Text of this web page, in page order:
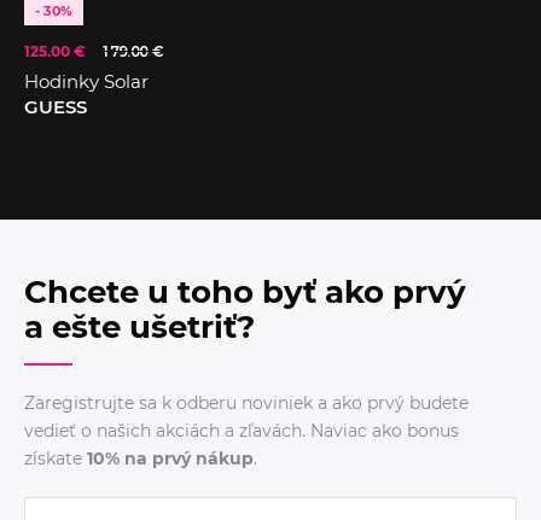
- 30%
125.00 € 179.00 €
Hodinky Solar
GUESS
Chcete u toho byť ako prvý
a ešte ušetriť?
Zaregistrujte sa k odberu noviniek a ako prvý budete
vedieť o našich akciách a zľavách. Naviac ako bonus
získate 10% na prvý nákup.